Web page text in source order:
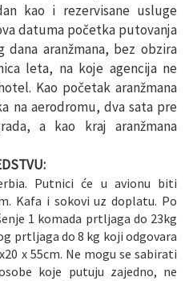
kao i rezervisane usluge
datuma početka putovanja
dana aranžmana, bez obzira
leta, na koje agencija ne
Kao početak aranžmana
na aerodromu, dva sata pre
a kao kraj aranžmana
Putnici će u avionu biti
Kafa i sokovi uz doplatu. Po
1 komada prtljaga do 23kg
prtljaga do 8 kg koji odgovara
x 55cm. Ne mogu se sabirati
koje putuju zajedno, ne